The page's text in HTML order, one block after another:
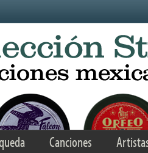
Canciones